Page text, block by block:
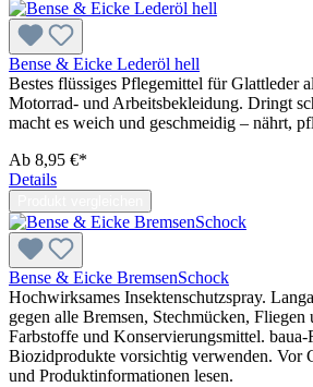
Bense & Eicke Lederöl hell
Bestes flüssiges Pflegemittel für Glattleder
Motorrad- und Arbeitsbekleidung. Dringt
macht es weich und geschmeidig – nährt,
Ab 8,95 €*
Details
Bense & Eicke BremsenSchock
Hochwirksames Insektenschutzspray.
gegen alle Bremsen, Stechmücken,
Farbstoffe und Konservierungsmittel.
Biozidprodukte vorsichtig verwenden. Vor
und Produktinformationen lesen.